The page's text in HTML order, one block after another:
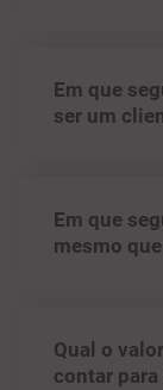
Em que
ser um
Em que
mesmo
Qual o
contar